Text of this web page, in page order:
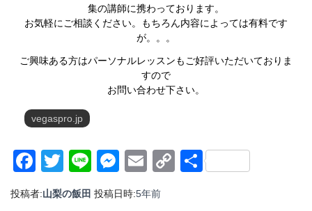
集の講師に携わっております。
お気軽にご相談ください。もちろん内容によっては有料です
が。。。
ご興味ある方はパーソナルレッスンもご好評いただいておりま
すので
お問い合わせ下さい。
vegaspro.jp
Facebook
Twitter
LineMessenger
EmailCopy
共
投稿者:山梨の飯田 投稿日時:5年前